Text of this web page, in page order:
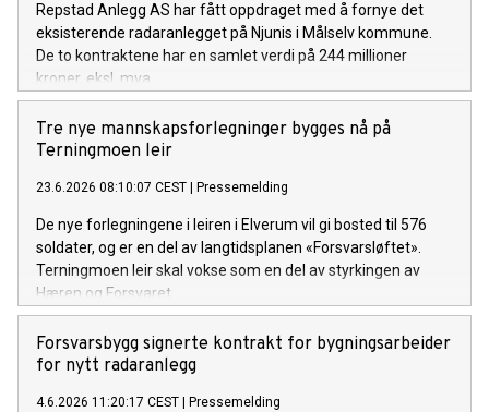
Repstad Anlegg AS har fått oppdraget med å fornye det
eksisterende radaranlegget på Njunis i Målselv kommune.
De to kontraktene har en samlet verdi på 244 millioner
kroner, eksl. mva.
Tre nye mannskapsforlegninger bygges nå på
Terningmoen leir
23.6.2026 08:10:07 CEST Pressemelding
De nye forlegningene i leiren i Elverum vil gi bosted til 576
soldater, og er en del av langtidsplanen «Forsvarsløftet».
Terningmoen leir skal vokse som en del av styrkingen av
Hæren og Forsvaret.
Forsvarsbygg signerte kontrakt for bygningsarbeider
for nytt radaranlegg
4.6.2026 11:20:17 CEST Pressemelding